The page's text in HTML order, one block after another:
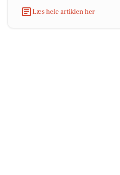
Læs hele artiklen her